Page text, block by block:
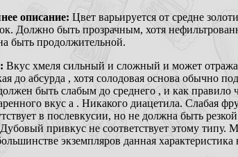
описание: Цвет варьируется от средне
Должно быть прозрачным, хотя
быть продолжительной.
Вкус хмеля сильный и сложный и может
до абсурда , хотя солодовая основа обычно
быть слабым до среднего , и как
вкус a . Никакого диацетила. Слабая
в послевкусии, но не должна быть
привкус не соответствует этому типу.
экземпляров данная характеристика